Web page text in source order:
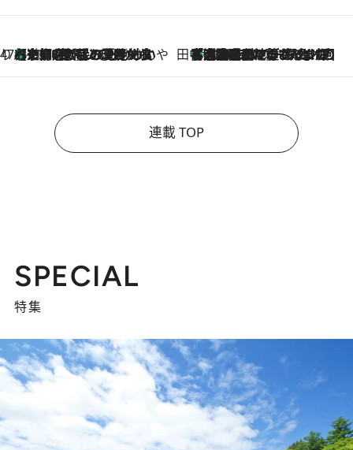
47都道府県の手みやげ ひんやりスイーツで夏を満喫
2026.8.7
【京都府】この夏絶対食べたい 冷やしておいしいおやつ3選 ひと口目から心を掴む新緑のテリーヌ 田中稲の勝手に再ブーム
2026.8.7
「湘南乃風に憧れて」観客大盛上がりの“タオル回し”に、ラッパー顔負けの高速歌唱まで…さだまさし（74）のアグレッシブすぎる現在地
連載 TOP
SPECIAL
特集